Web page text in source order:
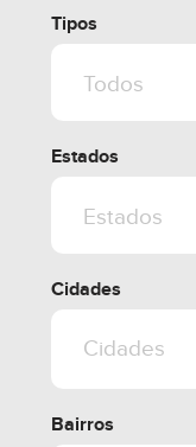
Tipos
Estados
Cidades
Bairros